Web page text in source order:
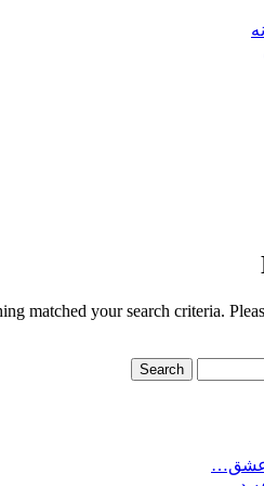
matched your search criteria.
عشق…